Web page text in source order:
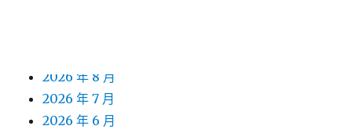
2026 年 8 月
2026 年 7 月
2026 年 6 月